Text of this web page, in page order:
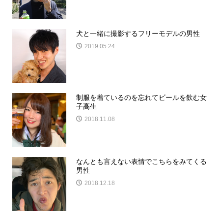
犬と一緒に撮影するフリーモデルの男性
2019.05.24
制服を着ているのを忘れてビールを飲む女
子高生
2018.11.08
なんとも言えない表情でこちらをみてくる
男性
2018.12.18